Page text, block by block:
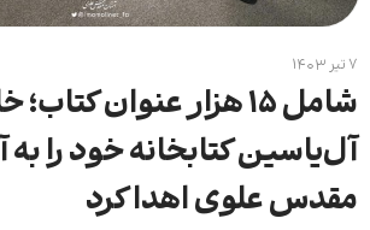
۷ تیر ۱۴۰۳
شامل ۱۵ هزار عنوان
آل‌یاسین کتابخانه خود را
مقدس علوی اهدا کرد